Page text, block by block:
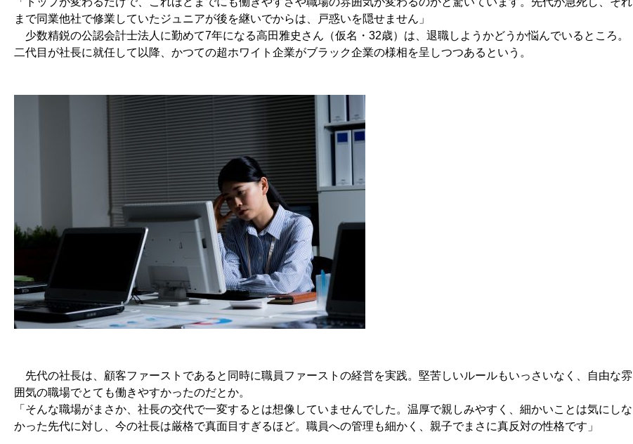
まで同業他社で修業していたジュニアが後を継いでからは、戸惑いを隠せません」
少数精鋭の公認会計士法人に勤めて7年になる高田雅史さん（仮名・32歳）は、退職しようかどうか悩んでいるところ。
二代目が社長に就任して以降、かつての超ホワイト企業がブラック企業の様相を呈しつつあるという。
先代の社長は、顧客ファーストであると同時に職員ファーストの経営を実践。堅苦しいルールもいっさいなく、自由な雰
囲気の職場でとても働きやすかったのだとか。
「そんな職場がまさか、社長の交代で一変するとは想像していませんでした。温厚で親しみやすく、細かいことは気にしな
かった先代に対し、今の社長は厳格で真面目すぎるほど。職員への管理も細かく、親子でまさに真反対の性格です」